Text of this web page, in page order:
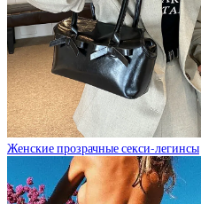
Женские прозрачные секси-легинсы